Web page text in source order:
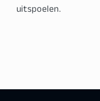
uitspoelen.